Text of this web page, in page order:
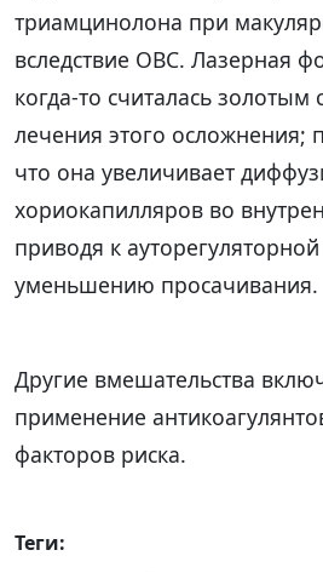
триамцинолона при
вследствие ОВС. Лазерная
когда-то считалась золотым
лечения этого осложнения;
что она увеличивает
хориокапилляров во
приводя к
уменьшению просачивания.
Другие вмешательства
применение
факторов риска.
Теги: